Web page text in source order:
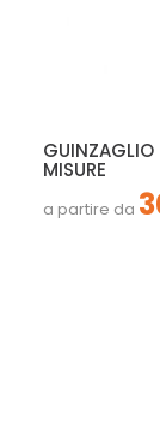
MISURE
a partire da